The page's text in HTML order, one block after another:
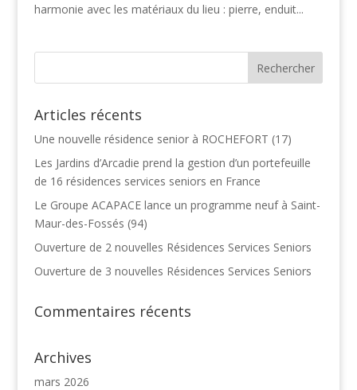
harmonie avec les matériaux du lieu : pierre, enduit...
Articles récents
Une nouvelle résidence senior à ROCHEFORT (17)
Les Jardins d’Arcadie prend la gestion d’un portefeuille
de 16 résidences services seniors en France
Le Groupe ACAPACE lance un programme neuf à Saint-
Maur-des-Fossés (94)
Ouverture de 2 nouvelles Résidences Services Seniors
Ouverture de 3 nouvelles Résidences Services Seniors
Commentaires récents
Archives
mars 2026